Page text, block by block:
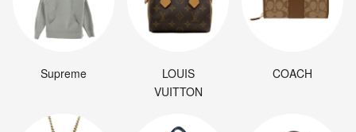
Supreme
LOUIS
VUITTON
COACH